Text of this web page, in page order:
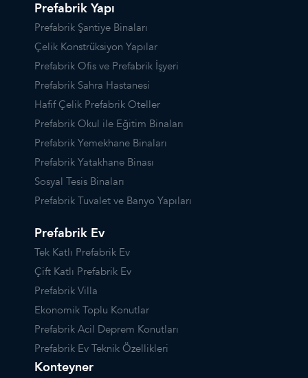
Prefabrik Yapı
Prefabrik Şantiye Binaları
Çelik Konstrüksiyon Yapılar
Prefabrik Ofis ve Prefabrik İşyeri
Prefabrik Sahra Hastanesi
Hafif Çelik Prefabrik Oteller
Prefabrik Okul ile Eğitim Binaları
Prefabrik Yemekhane Binaları
Prefabrik Yatakhane Binası
Sosyal Tesis Binaları
Prefabrik Tuvalet ve Banyo Yapıları
Prefabrik Ev
Tek Katlı Prefabrik Ev
Çift Katlı Prefabrik Ev
Prefabrik Villa
Ekonomik Toplu Konutlar
Prefabrik Acil Deprem Konutları
Prefabrik Ev Teknik Özellikleri
Konteyner